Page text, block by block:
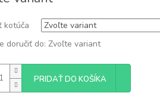
kotúča
doručiť do: Zvoľte variant
PRIDAŤ DO KOŠÍKA